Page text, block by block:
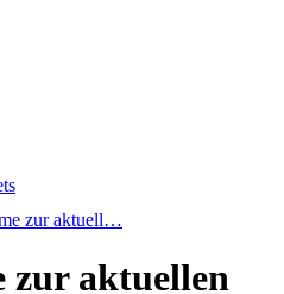
zur aktuell…
zur aktuellen